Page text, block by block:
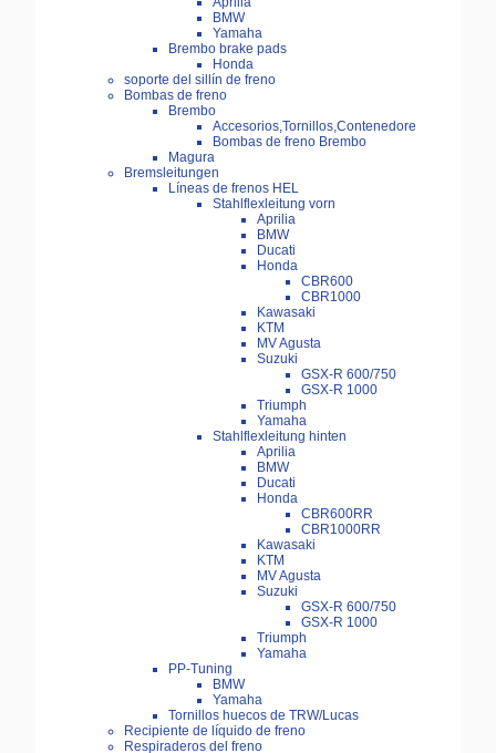
BMW
Yamaha
Brembo brake pads
Honda
soporte del sillín de freno
Bombas de freno
Brembo
Accesorios,Tornillos,Contenedore
Bombas de freno Brembo
Magura
Bremsleitungen
Líneas de frenos HEL
Stahlflexleitung vorn
Aprilia
BMW
Ducati
Honda
CBR600
CBR1000
Kawasaki
KTM
MV Agusta
Suzuki
GSX-R 600/750
GSX-R 1000
Triumph
Yamaha
Stahlflexleitung hinten
Aprilia
BMW
Ducati
Honda
CBR600RR
CBR1000RR
Kawasaki
KTM
MV Agusta
Suzuki
GSX-R 600/750
GSX-R 1000
Triumph
Yamaha
PP-Tuning
BMW
Yamaha
Tornillos huecos de TRW/Lucas
Recipiente de líquido de freno
Respiraderos del freno